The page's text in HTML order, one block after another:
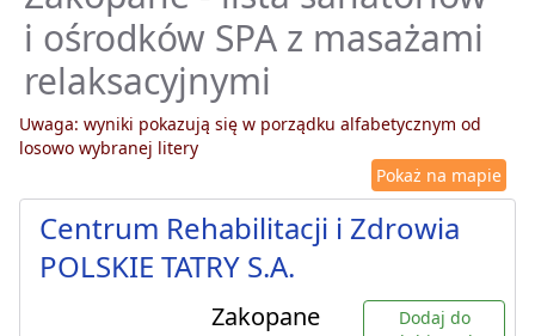
i ośrodków SPA z masażami
relaksacyjnymi
Uwaga: wyniki pokazują się w porządku alfabetycznym od
losowo wybranej litery
Pokaż na mapie
Centrum Rehabilitacji i Zdrowia
POLSKIE TATRY S.A.
Zakopane
Dodaj do